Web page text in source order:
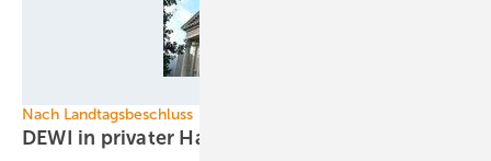
Nach Landtagsbeschluss
DEWI in privater Hand